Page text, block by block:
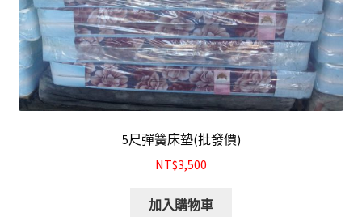
5尺彈簧床墊(批發價)
NT$3,500
加入購物車